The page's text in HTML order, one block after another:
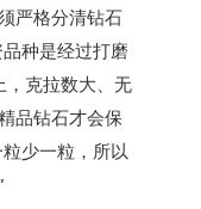
严格分清钻石
种是经过打磨
，克拉数大、无
品钻石才会保
少一粒，所以